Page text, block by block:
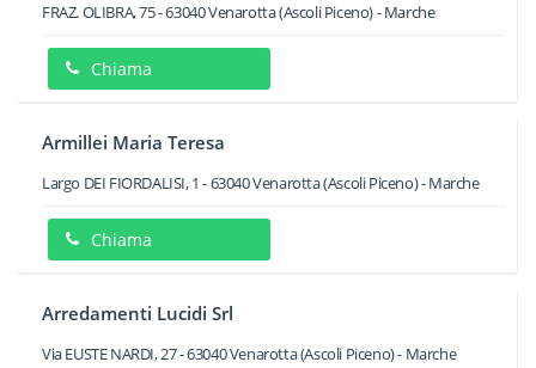
FRAZ. OLIBRA, 75-63040Venarotta(Ascoli Piceno) -Marche
Chiama
Armillei Maria Teresa
Largo DEI FIORDALISI, 1 -63040Venarotta(Ascoli Piceno) -Marche
Chiama
Arredamenti Lucidi Srl
Via EUSTE NARDI, 27-63040Venarotta(Ascoli Piceno) - Marche